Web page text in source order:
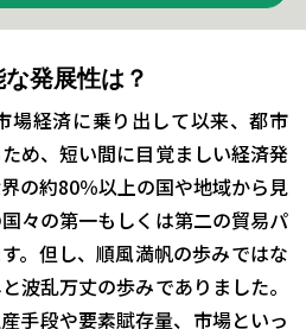
発展性は？
場経済に乗り出して以来、都市
め、短い間に目覚ましい経済発
の約80％以上の国や地域から見
々の第一もしくは第二の貿易パ
。但し、順風満帆の歩みではな
波乱万丈の歩みでありました。
手段や要素賦存量、市場といっ